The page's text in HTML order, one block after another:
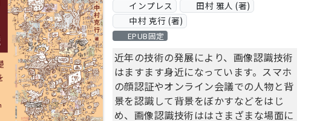
※この商品は固定レイアウトで作成され
ており、タブレットなど大きいディスプ
レイを備えた端末で読むことに適してい
ます。また、文字列のハイライトや検
索、辞書の参照、引用などの機能が使用
できません。
購入前にお使いの端末で無料サンプルを
第2章 初めての機械学習モデルを作る
第3章 JavaScriptと連携してみよう
第4章 スマホと連携してみよう
第6章 学習済みモデルを使ってみよう
インプレス
田村 雅人 (著)
中村 克行 (著)
EPUB固定
近年の技術の発展により、画像認識技術
はますます身近になっています。スマホ
の顔認証やオンライン会議での人物と背
景を認識して背景をぼかすなどをはじ
め、画像認識技術ははさまざまな場面に